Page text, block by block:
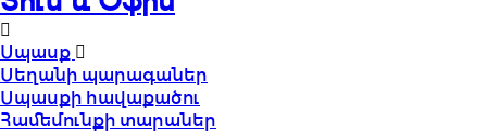
Սպասք
Սեղանի պարագաներ
Սպասքի հավաքածու
Համեմունքի տարաներ